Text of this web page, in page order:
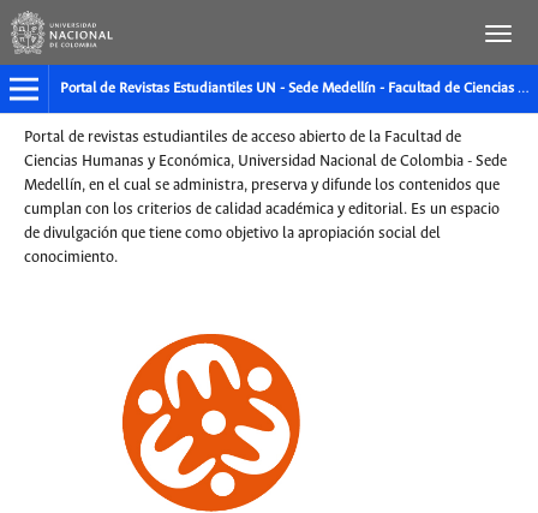
Portal de Revistas Estudiantiles UN - Sede Medellín - Facultad de Ciencias Humanas y Económicas
Portal de revistas estudiantiles de acceso abierto de la Facultad de
Ciencias Humanas y Económica, Universidad Nacional de Colombia - Sede
Medellín, en el cual se administra, preserva y difunde los contenidos que
cumplan con los criterios de calidad académica y editorial. Es un espacio
de divulgación que tiene como objetivo la apropiación social del
conocimiento.